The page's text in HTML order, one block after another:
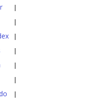
|
|
|
|
|
|